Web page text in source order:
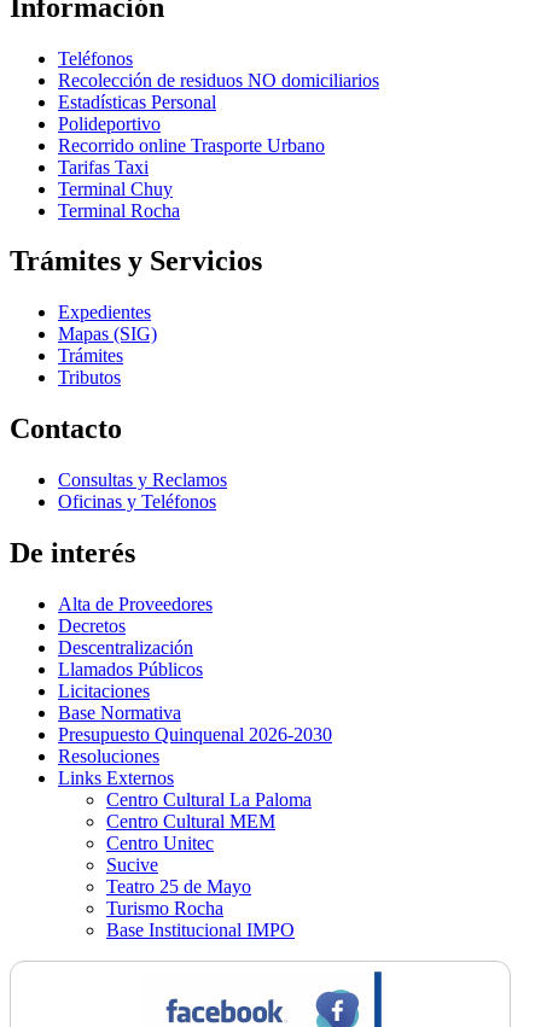
Información
Teléfonos
Recolección de residuos NO domiciliarios
Estadísticas Personal
Polideportivo
Recorrido online Trasporte Urbano
Tarifas Taxi
Terminal Chuy
Terminal Rocha
Trámites y Servicios
Expedientes
Mapas (SIG)
Trámites
Tributos
Contacto
Consultas y Reclamos
Oficinas y Teléfonos
De interés
Alta de Proveedores
Decretos
Descentralización
Llamados Públicos
Licitaciones
Base Normativa
Presupuesto Quinquenal 2026-2030
Resoluciones
Links Externos
Centro Cultural La Paloma
Centro Cultural MEM
Centro Unitec
Sucive
Teatro 25 de Mayo
Turismo Rocha
Base Institucional IMPO